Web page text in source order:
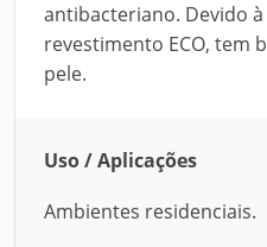
antibacteriano. Devido
revestimento ECO, tem
pele.
Uso / Aplicações
Ambientes residenciais.